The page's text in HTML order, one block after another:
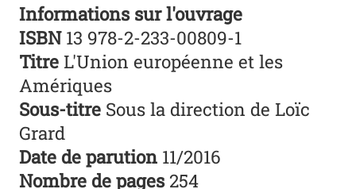
Informations sur l'ouvrage
ISBN13 978-2-233-00809-1
Titre L'Union européenne et les
Amériques
Sous-titre Sous la direction de Loïc
Grard
Date de parution 11/2016
Nombre de pages254